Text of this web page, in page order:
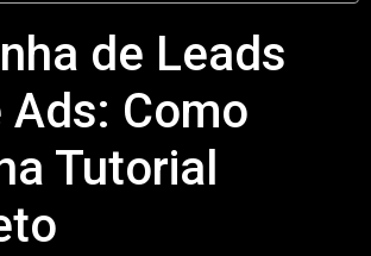
de Leads
Ads: Como
Tutorial